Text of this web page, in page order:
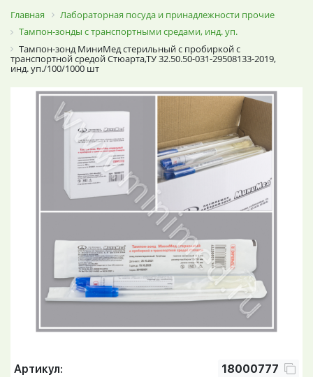
Главная
Лабораторная посуда и принадлежности прочие
Тампон-зонды с транспортными средами, инд. уп.
Тампон-зонд МиниМед стерильный с пробиркой с
транспортной средой Стюарта,ТУ 32.50.50-031-29508133-2019,
инд. уп./100/1000 шт
Артикул:
18000777